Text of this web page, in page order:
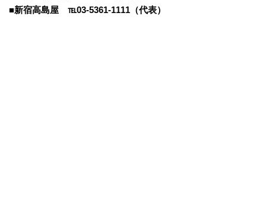
■新宿高島屋 ℡03-5361-1111（代表）